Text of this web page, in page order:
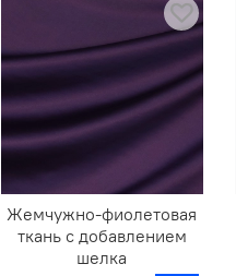
Жемчужно-фиолетовая
ткань с добавлением
шелка